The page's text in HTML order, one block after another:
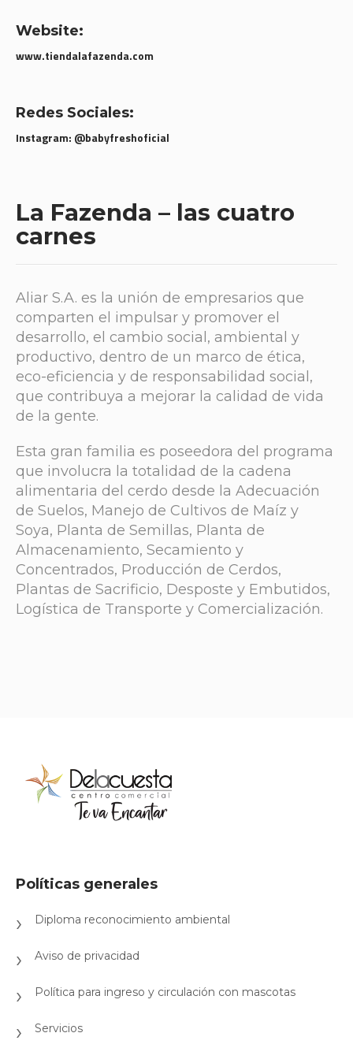
Website:
www.tiendalafazenda.com
Redes Sociales:
Instagram: @babyfreshoficial
La Fazenda – las cuatro
carnes
Aliar S.A. es la unión de empresarios que
comparten el impulsar y promover el
desarrollo, el cambio social, ambiental y
productivo, dentro de un marco de ética,
eco-eficiencia y de responsabilidad social,
que contribuya a mejorar la calidad de vida
de la gente.
Esta gran familia es poseedora del programa
que involucra la totalidad de la cadena
alimentaria del cerdo desde la Adecuación
de Suelos, Manejo de Cultivos de Maíz y
Soya, Planta de Semillas, Planta de
Almacenamiento, Secamiento y
Concentrados, Producción de Cerdos,
Plantas de Sacrificio, Desposte y Embutidos,
Logística de Transporte y Comercialización.
Políticas generales
Diploma reconocimiento ambiental
Aviso de privacidad
Política para ingreso y circulación con mascotas
Servicios